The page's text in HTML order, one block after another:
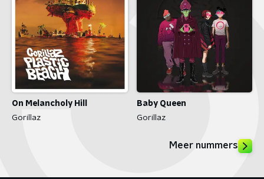
On Melancholy Hill
Gorillaz
Baby Queen
Gorillaz
Meer nummers